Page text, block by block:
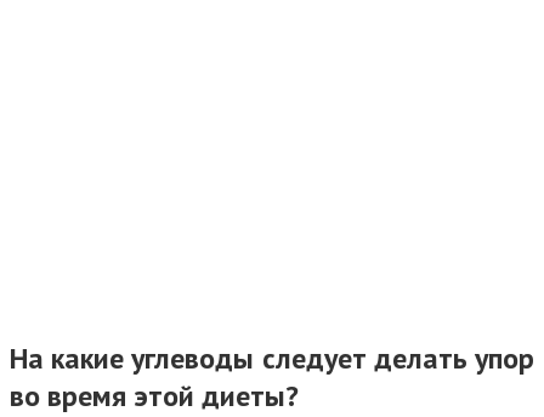
На какие углеводы следует делать упор
во время этой диеты?